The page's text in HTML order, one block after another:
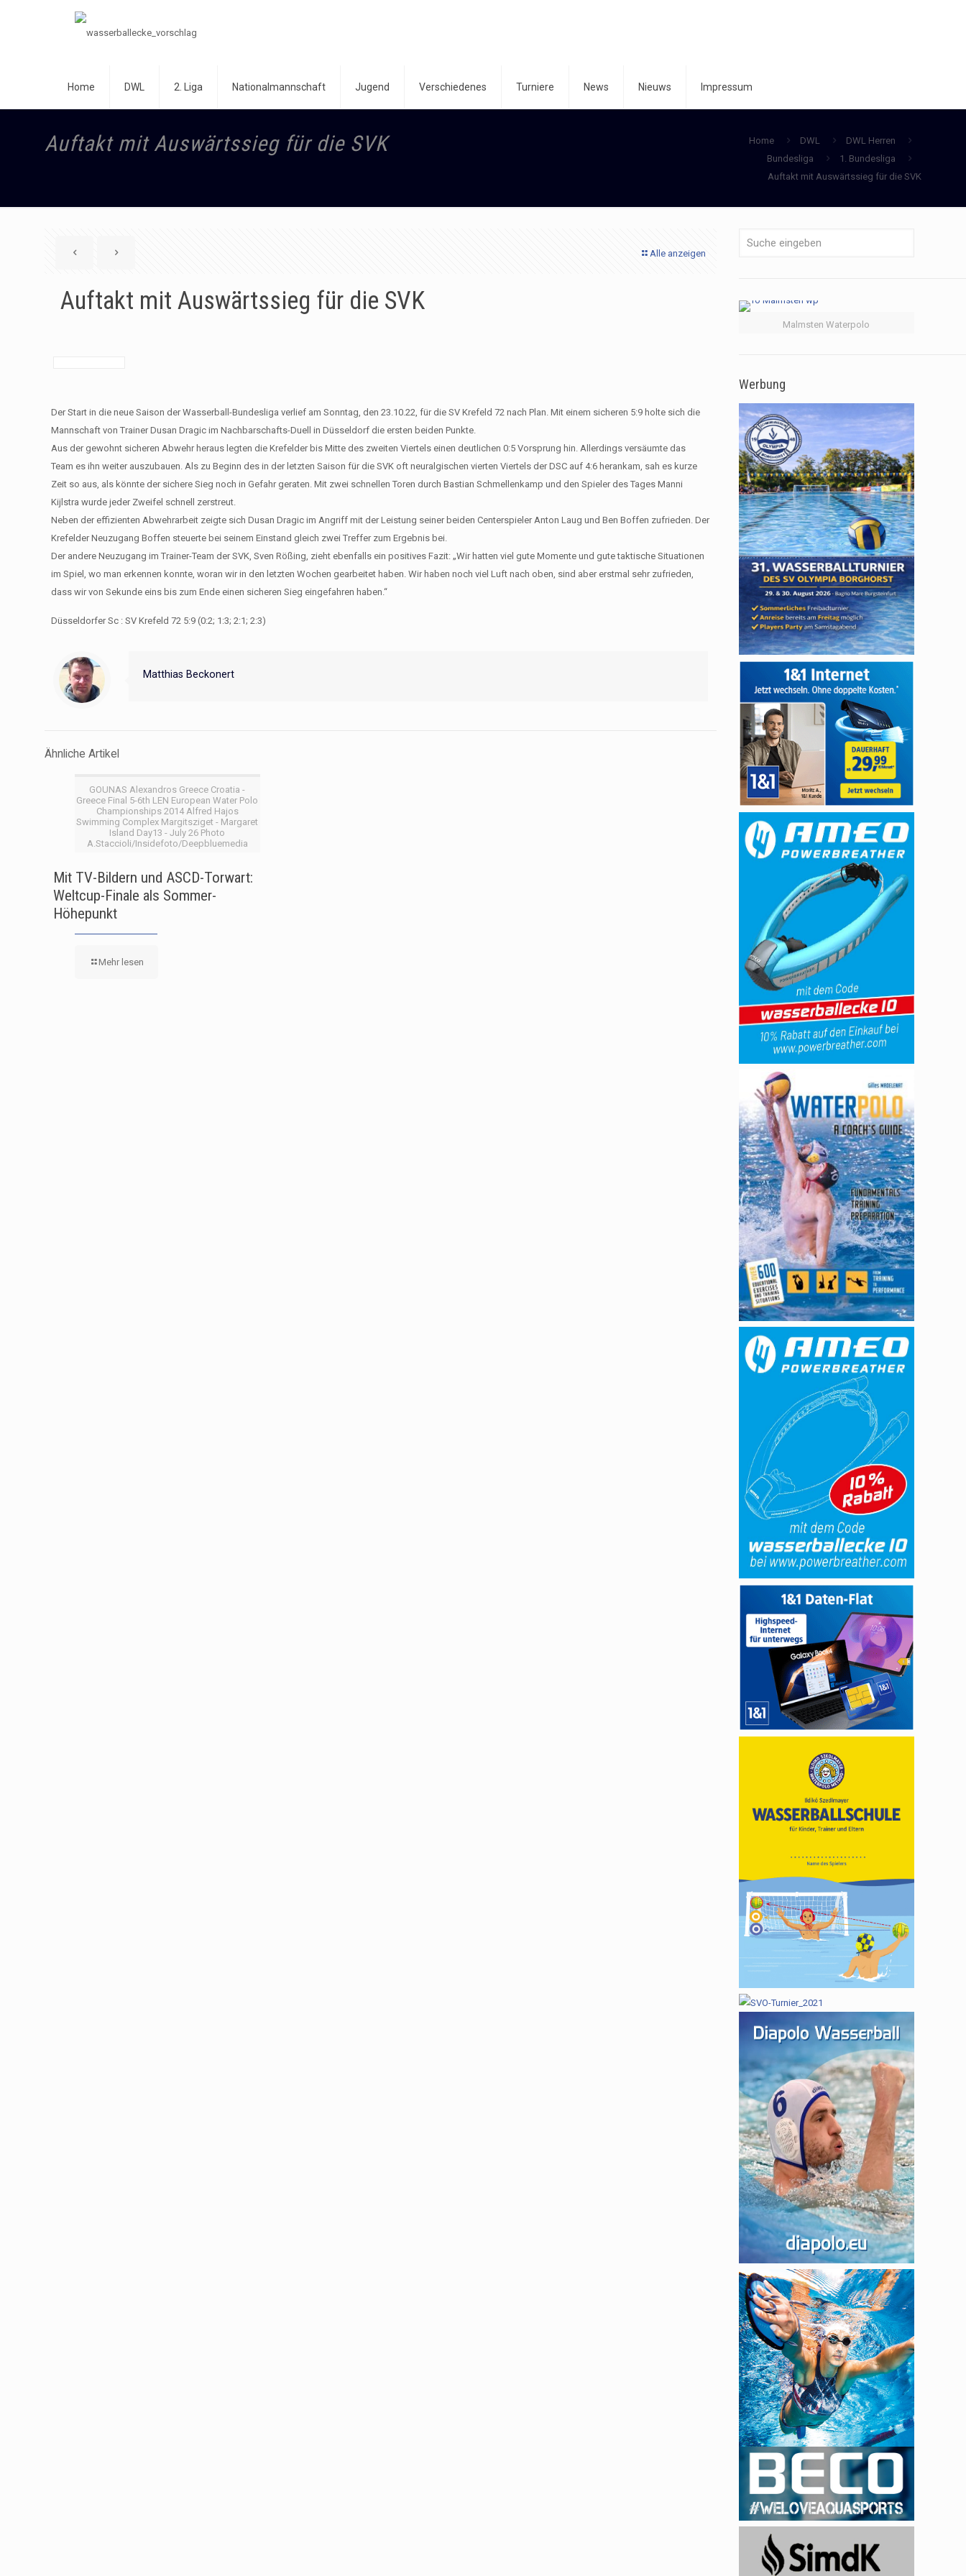
Home DWL 2. Liga Nationalmannschaft Jugend Verschiedenes Turniere News Nieuws Impressum
Auftakt mit Auswärtssieg für die SVK Home DWL
DWL Herren
Bundesliga
1. Bundesliga
Auftakt mit Auswärtssieg für die SVK
Alle anzeigen
Auftakt mit Auswärtssieg für die SVK
Der Start in die neue Saison der Wasserball-Bundesliga verlief am Sonntag, den 23.10.22, für die SV Krefeld 72 nach Plan. Mit einem sicheren 5:9 holte sich die
Mannschaft von Trainer Dusan Dragic im Nachbarschafts-Duell in Düsseldorf die ersten beiden Punkte.
Aus der gewohnt sicheren Abwehr heraus legten die Krefelder bis Mitte des zweiten Viertels einen deutlichen 0:5 Vorsprung hin. Allerdings versäumte das
Team es ihn weiter auszubauen. Als zu Beginn des in der letzten Saison für die SVK oft neuralgischen vierten Viertels der DSC auf 4:6 herankam, sah es kurze
Zeit so aus, als könnte der sichere Sieg noch in Gefahr geraten. Mit zwei schnellen Toren durch Bastian Schmellenkamp und den Spieler des Tages Manni
Kijlstra wurde jeder Zweifel schnell zerstreut.
Neben der effizienten Abwehrarbeit zeigte sich Dusan Dragic im Angriff mit der Leistung seiner beiden Centerspieler Anton Laug und Ben Boffen zufrieden. Der
Krefelder Neuzugang Boffen steuerte bei seinem Einstand gleich zwei Treffer zum Ergebnis bei.
Der andere Neuzugang im Trainer-Team der SVK, Sven Rößing, zieht ebenfalls ein positives Fazit: „Wir hatten viel gute Momente und gute taktische Situationen
im Spiel, wo man erkennen konnte, woran wir in den letzten Wochen gearbeitet haben. Wir haben noch viel Luft nach oben, sind aber erstmal sehr zufrieden,
dass wir von Sekunde eins bis zum Ende einen sicheren Sieg eingefahren haben.“
Düsseldorfer Sc : SV Krefeld 72 5:9 (0:2; 1:3; 2:1; 2:3)
Matthias Beckonert
Ähnliche Artikel
GOUNAS Alexandros Greece Croatia -
Greece Final 5-6th LEN European Water Polo
Championships 2014 Alfred Hajos
Swimming Complex Margitsziget - Margaret
Island Day13 - July 26 Photo
A.Staccioli/Insidefoto/Deepbluemedia
Mit TV-Bildern und ASCD-Torwart:
Weltcup-Finale als Sommer-
Höhepunkt
Mehr lesen
Malmsten Waterpolo
Werbung